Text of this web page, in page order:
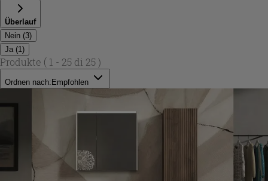
Überlauf
Nein (3)
Ja (1 )
Produkte ( 1 - 25 di 25 )
Ordnen nach: Empfohlen